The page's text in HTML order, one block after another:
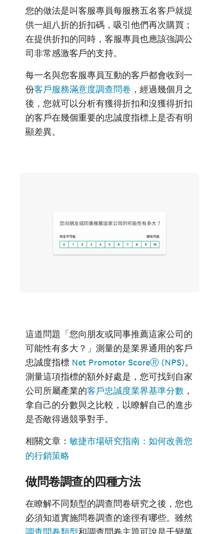
您的做法是叫客服專員每服務五名客戶就提
供一組八折的折扣碼，吸引他們再次購買；
在提供折扣的同時，客服專員也應該強調公
司非常感激客戶的支持。
每一名與您客服專員互動的客戶都會收到一
份客戶服務滿意度調查問卷 ，經過幾個月之
後，您就可以分析有獲得折扣和沒獲得折扣
的客戶在幾個重要的忠誠度指標上是否有明
顯差異。
這道問題「您向朋友或同事推薦這家公司的
可能性有多大？」測量的是業界通用的客戶
忠誠度指標 Net Promoter ScoreⓇ (NPS)。
測量這項指標的額外好處是，您可找到自家
公司所屬產業的客戶忠誠度業界基準分數 ，
拿自己的分數與之比較，以瞭解自己的進步
是否敵得過競爭對手。
相關文章： 敏捷市場研究指南：如何改善您
的行銷策略
做問卷調查的四種方法
在瞭解不同類型的調查問卷研究之後，您也
必須知道實施問卷調查的途徑有哪些。雖然
調查問卷類型和調查問卷主題可說是千變萬